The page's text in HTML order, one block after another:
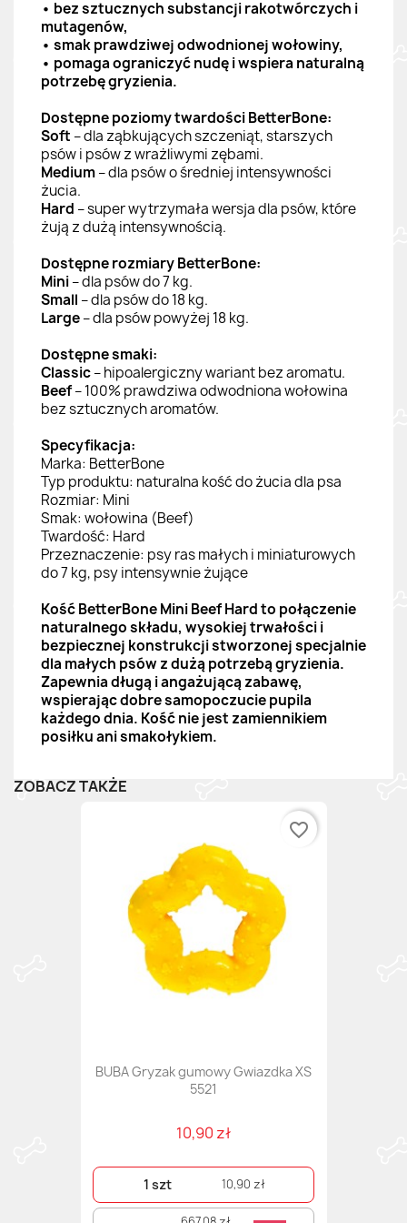
• bez sztucznych substancji rakotwórczych i
mutagenów,
• smak prawdziwej odwodnionej wołowiny,
• pomaga ograniczyć nudę i wspiera naturalną
potrzebę gryzienia.
Dostępne poziomy twardości BetterBone:
Soft – dla ząbkujących szczeniąt, starszych
psów i psów z wrażliwymi zębami.
Medium– dla psów o średniej intensywności
żucia.
Hard – super wytrzymała wersja dla psów, które
żują z dużą intensywnością.
Dostępne rozmiary BetterBone:
Mini– dla psów do 7 kg.
Small – dla psów do 18 kg.
Large– dla psów powyżej 18 kg.
Dostępne smaki:
Classic– hipoalergiczny wariant bez aromatu.
Beef– 100% prawdziwa odwodniona wołowina
bez sztucznych aromatów.
Specyfikacja:
Marka: BetterBone
Typ produktu: naturalna kość do żucia dla psa
Rozmiar: Mini
Smak: wołowina (Beef)
Twardość: Hard
Przeznaczenie: psy ras małych i miniaturowych
do 7 kg, psy intensywnie żujące
Kość BetterBone Mini Beef Hard to połączenie
naturalnego składu, wysokiej trwałości i
bezpiecznej konstrukcji stworzonej specjalnie
dla małych psów z dużą potrzebą gryzienia.
Zapewnia długą i angażującą zabawę,
wspierając dobre samopoczucie pupila
każdego dnia. Kość nie jest zamiennikiem
posiłku ani smakołykiem.
ZOBACZ TAKŻE
BUBA Gryzak gumowy Gwiazdka XS
5521
10,90 zł
1 szt 10,90 zł
favorite_border